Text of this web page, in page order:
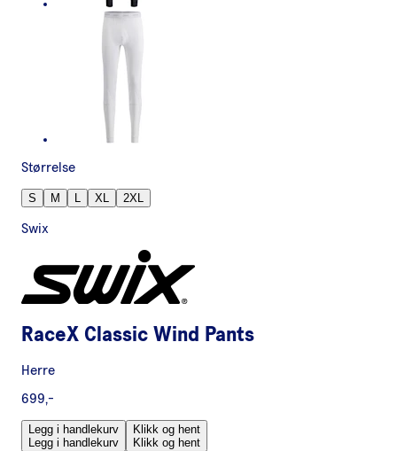
Størrelse
S M L XL 2XL
Swix
RaceX Classic Wind Pants
Herre
699,-
Legg i handlekurv
Legg i handlekurv
Klikk og hent
Klikk og hent